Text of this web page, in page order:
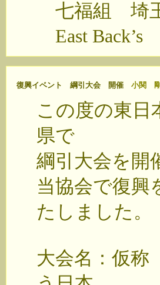
七福組 埼
East Back’s
復興イベント 綱引大会 開催 小関
この度の東日
県で
綱引大会を開
当協会で復興
たしました。
大会名：仮